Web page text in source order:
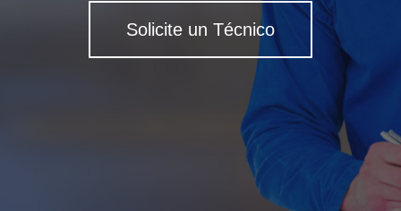
Solicite un Técnico